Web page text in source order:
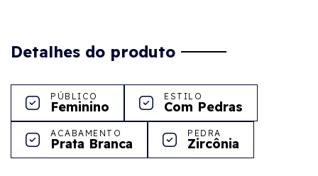
Detalhes do produto
PÚBLICO
Feminino
ESTILO
Com Pedras
ACABAMENTO
Prata Branca
PEDRA
Zircônia